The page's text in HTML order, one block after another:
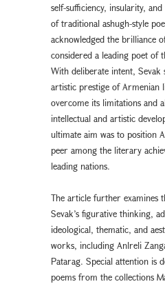
self-sufficiency, insularity,
of traditional ashugh-style
acknowledged the brilliance
considered a leading poet of
With deliberate intent, Sevak
artistic prestige of Armenian
overcome its limitations and
intellectual and artistic
ultimate aim was to position
peer among the literary
leading nations.
The article further examines
Sevak’s figurative thinking,
ideological, thematic, and
works, including Anlreli
Patarag. Special attention is
poems from the collections